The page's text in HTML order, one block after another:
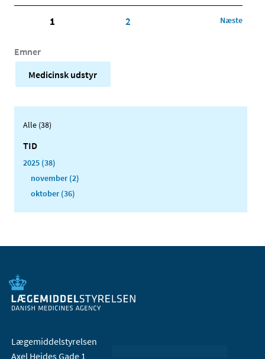
1 2 Næste
Emner
Medicinsk udstyr
Alle (38)
TID
2025 (38)
november (2)
oktober (36)
Lægemiddelstyrelsen
Axel Heides Gade 1